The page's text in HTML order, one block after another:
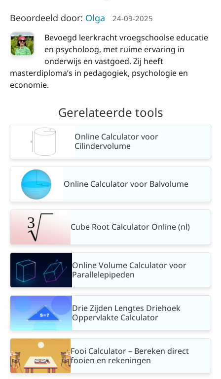
Beoordeeld door: Olga 24-09-2025
Bevoegd leerkracht vroegschoolse educatie
en psycholoog, met ruime ervaring in
onderwijs en vastgoed. Zij heeft
masterdiploma’s in pedagogiek, psychologie en
economie.
Gerelateerde tools
Online Calculator voor
Cilindervolume
Online Calculator voor Balvolume
Cube Root Calculator Online (nl)
Online Volume Calculator voor
Parallelepipeden
Drie Zijden Lengtes Driehoek
Oppervlakte Calculator
Fooi Calculator – Bereken direct
fooien en rekeningen